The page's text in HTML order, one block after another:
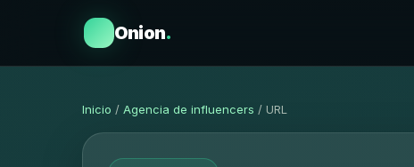
Onion.
Inicio / Agencia de influencers / URL